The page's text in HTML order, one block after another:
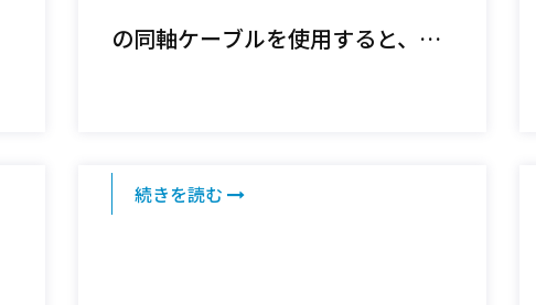
の同軸ケーブルを使用すると、ど
続きを読む